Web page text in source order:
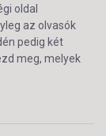
oldal
az olvasók
pedig két
meg, melyek